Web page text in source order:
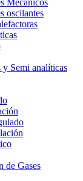
Mecánicos
oscilantes
Semi analíticas
de Gases